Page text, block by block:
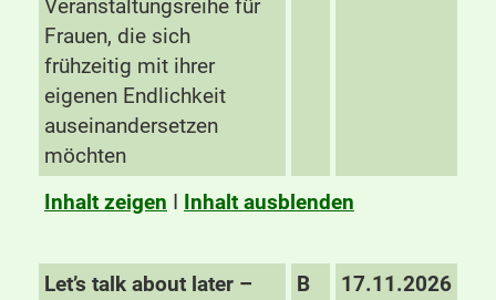
Veranstaltungsreihe für
Frauen, die sich
frühzeitig mit ihrer
eigenen Endlichkeit
auseinandersetzen
möchten
Inhalt zeigen I Inhalt ausblenden
Let’s talk about later –
B
17.11.2026